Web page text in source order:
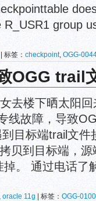
group
| 标签： checkpoint, OGG-
OGG trail
去楼下晒太阳
线故障，导致
目标端trail文
贝到目标端，
。 通过电话了
, oracle 11g | 标签： OGG-